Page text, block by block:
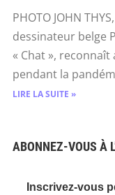
PHOTO JOHN
dessinateur belge
« Chat »,
pendant la
LIRE LA SUITE »
ABONNEZ-VOUS À
Inscrivez-vous